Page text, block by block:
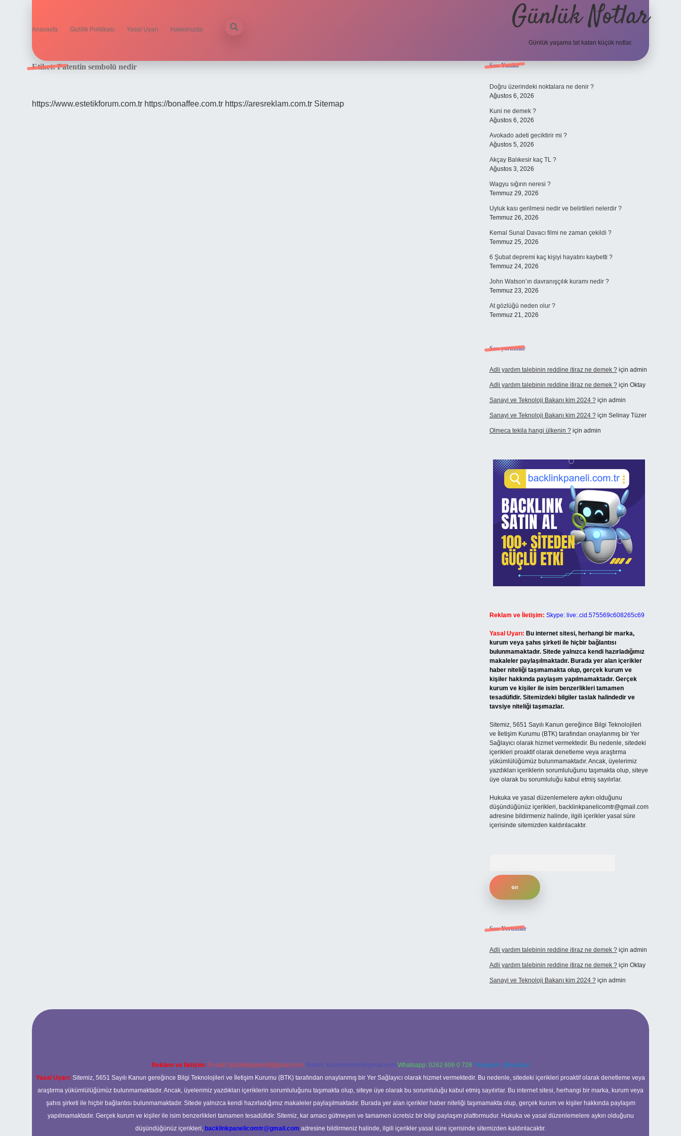
Anasayfa Gizlilik Politikası Yasal Uyarı Hakkımızda Günlük Notlar
Günlük yaşama tat katan küçük notlar.
Etiket:Patentin sembolü nedir
https://www.estetikforum.com.tr https://bonaffee.com.tr https://aresreklam.com.tr Sitemap
Sidebar
Son Yazılar
Doğru üzerindeki noktalara ne denir ?
Ağustos 6, 2026
Kuni ne demek ?
Ağustos 6, 2026
Avokado adeti geciktirir mi ?
Ağustos 5, 2026
Akçay Balıkesir kaç TL ?
Ağustos 3, 2026
Wagyu sığırın neresi ?
Temmuz 29, 2026
Uyluk kası gerilmesi nedir ve belirtileri nelerdir ?
Temmuz 26, 2026
Kemal Sunal Davacı filmi ne zaman çekildi ?
Temmuz 25, 2026
6 Şubat depremi kaç kişiyi hayatını kaybetti ?
Temmuz 24, 2026
John Watson’ın davranışçılık kuramı nedir ?
Temmuz 23, 2026
At gözlüğü neden olur ?
Temmuz 21, 2026
Son yorumlar
Adli yardım talebinin reddine itiraz ne demek ?için admin
Adli yardım talebinin reddine itiraz ne demek ?için Oktay
Sanayi ve Teknoloji Bakanı kim 2024 ?için admin
Sanayi ve Teknoloji Bakanı kim 2024 ?için Selinay Tüzer
Olmeca tekila hangi ülkenin ?için admin
Reklam ve İletişim: Skype: live:.cid.575569c608265c69
Yasal Uyarı: Bu internet sitesi, herhangi bir marka,
kurum veya şahıs şirketi ile hiçbir bağlantısı
bulunmamaktadır. Sitede yalnızca kendi hazırladığımız
makaleler paylaşılmaktadır. Burada yer alan içerikler
haber niteliği taşımamakta olup, gerçek kurum ve
kişiler hakkında paylaşım yapılmamaktadır. Gerçek
kurum ve kişiler ile isim benzerlikleri tamamen
tesadüfidir. Sitemizdeki bilgiler taslak halindedir ve
tavsiye niteliği taşımazlar.
Sitemiz, 5651 Sayılı Kanun gereğince Bilgi Teknolojileri
ve İletişim Kurumu (BTK) tarafından onaylanmış bir Yer
Sağlayıcı olarak hizmet vermektedir. Bu nedenle, sitedeki
içerikleri proaktif olarak denetleme veya araştırma
yükümlülüğümüz bulunmamaktadır. Ancak, üyelerimiz
yazdıkları içeriklerin sorumluluğunu taşımakta olup, siteye
üye olarak bu sorumluluğu kabul etmiş sayılırlar.
Hukuka ve yasal düzenlemelere aykırı olduğunu
düşündüğünüz içerikleri, backlinkpanelicomtr@gmail.com
adresine bildirmeniz halinde, ilgili içerikler yasal süre
içerisinde sitemizden kaldırılacaktır.
Son Yorumlar
Adli yardım talebinin reddine itiraz ne demek ?için admin
Adli yardım talebinin reddine itiraz ne demek ?için Oktay
Sanayi ve Teknoloji Bakanı kim 2024 ?için admin
Reklam ve İletişim: E-mail: backlinkpaneli@gmail.com Teams: forumhizmeti@gmail.com Whatsapp: 0262 606 0 726 Telegram: @karabul
Yasal Uyarı: Sitemiz, 5651 Sayılı Kanun gereğince Bilgi Teknolojileri ve İletişim Kurumu (BTK) tarafından onaylanmış bir Yer Sağlayıcı olarak hizmet vermektedir. Bu nedenle, sitedeki içerikleri proaktif olarak denetleme veya
araştırma yükümlülüğümüz bulunmamaktadır. Ancak, üyelerimiz yazdıkları içeriklerin sorumluluğunu taşımakta olup, siteye üye olarak bu sorumluluğu kabul etmiş sayılırlar. Bu internet sitesi, herhangi bir marka, kurum veya
şahıs şirketi ile hiçbir bağlantısı bulunmamaktadır. Sitede yalnızca kendi hazırladığımız makaleler paylaşılmaktadır. Burada yer alan içerikler haber niteliği taşımamakta olup, gerçek kurum ve kişiler hakkında paylaşım
yapılmamaktadır. Gerçek kurum ve kişiler ile isim benzerlikleri tamamen tesadüfidir. Sitemiz, kar amacı gütmeyen ve tamamen ücretsiz bir bilgi paylaşım platformudur. Hukuka ve yasal düzenlemelere aykırı olduğunu
düşündüğünüz içerikleri, backlinkpanelicomtr@gmail.com adresine bildirmeniz halinde, ilgili içerikler yasal süre içerisinde sitemizden kaldırılacaktır.